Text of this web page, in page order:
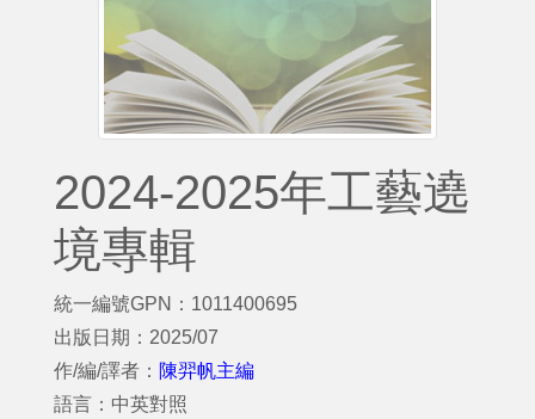
2024-2025年工藝遶
境專輯
統一編號GPN：1011400695
出版日期：2025/07
作/編/譯者： 陳羿帆主編
語言：中英對照